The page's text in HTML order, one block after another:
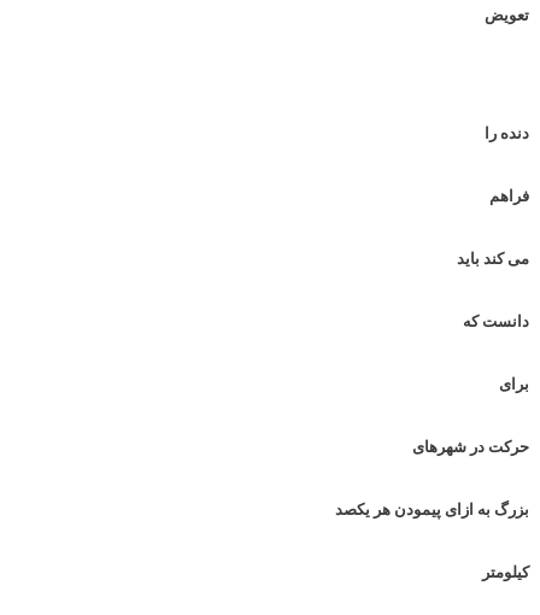
تعویض
دنده را
فراهم
می کند باید
دانست که
برای
حرکت در شهرهای
بزرگ به ازای پیمودن هر یکصد
کیلومتر